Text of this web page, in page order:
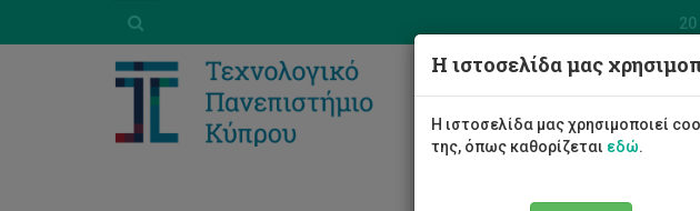
Η ιστοσελίδα μας
Η ιστοσελίδα μας χρησιμοποιεί
της, όπως καθορίζεται εδώ.